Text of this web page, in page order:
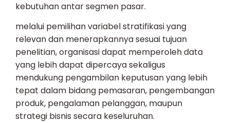
kebutuhan antar segmen pasar.
melalui pemilihan variabel stratifikasi yang
relevan dan menerapkannya sesuai tujuan
penelitian, organisasi dapat memperoleh data
yang lebih dapat dipercaya sekaligus
mendukung pengambilan keputusan yang lebih
tepat dalam bidang pemasaran, pengembangan
produk, pengalaman pelanggan, maupun
strategi bisnis secara keseluruhan.